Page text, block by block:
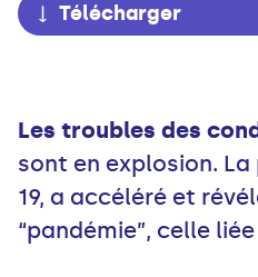
Télécharger
Les troubles des
sont en explosion.
19, a accéléré et
“pandémie”, celle